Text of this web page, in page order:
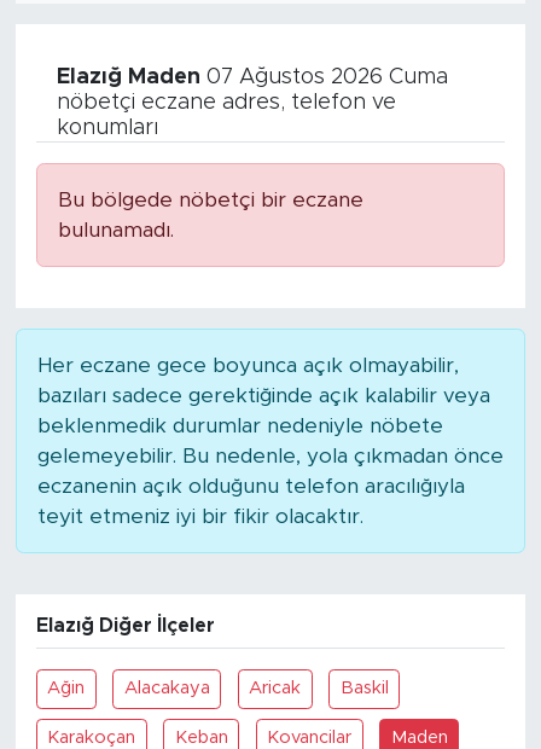
Elazığ Maden 07 Ağustos 2026 Cuma
nöbetçi eczane adres, telefon ve
konumları
Bu bölgede nöbetçi bir eczane
bulunamadı.
Her eczane gece boyunca açık olmayabilir,
bazıları sadece gerektiğinde açık kalabilir veya
beklenmedik durumlar nedeniyle nöbete
gelemeyebilir. Bu nedenle, yola çıkmadan önce
eczanenin açık olduğunu telefon aracılığıyla
teyit etmeniz iyi bir fikir olacaktır.
Elazığ Diğer İlçeler
Ağin Alacakaya Aricak Baskil
Karakoçan Keban Kovancilar Maden
Siyaset
Spor
Yaşam
Ekonomi
Hava Durumu